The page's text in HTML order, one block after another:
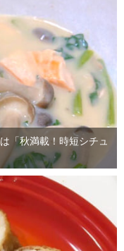
「秋満載！時短シチュ